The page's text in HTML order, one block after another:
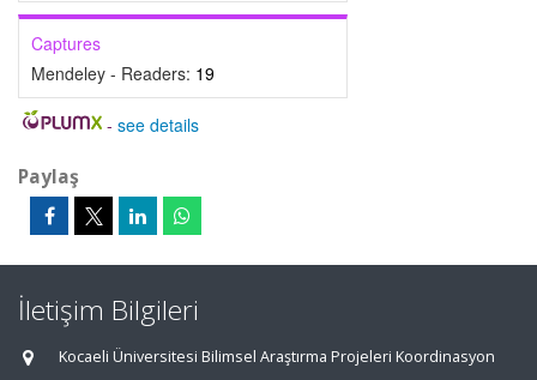
Captures
Mendeley - Readers: 19
- see details
Paylaş
İletişim Bilgileri
Kocaeli Üniversitesi Bilimsel Araştırma Projeleri Koordinasyon